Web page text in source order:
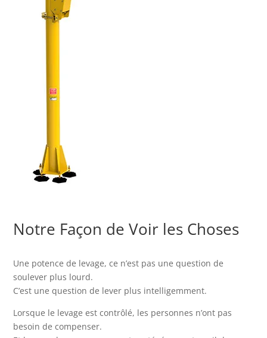
Notre Façon de Voir les Choses
Une potence de levage, ce n’est pas une question de
soulever plus lourd.
C’est une question de lever plus intelligemment.
Lorsque le levage est contrôlé, les personnes n’ont pas
besoin de compenser.